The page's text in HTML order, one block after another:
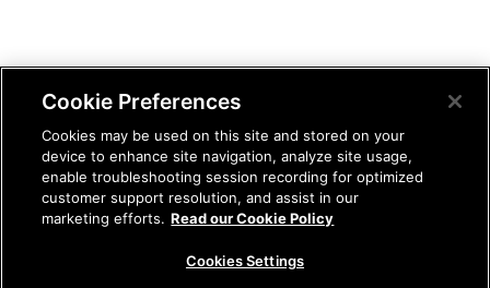
Cookie Preferences
Cookies may be used on this site and stored on your
device to enhance site navigation, analyze site usage,
enable troubleshooting session recording for optimized
customer support resolution, and assist in our
marketing efforts. Read our Cookie Policy
Cookies Settings